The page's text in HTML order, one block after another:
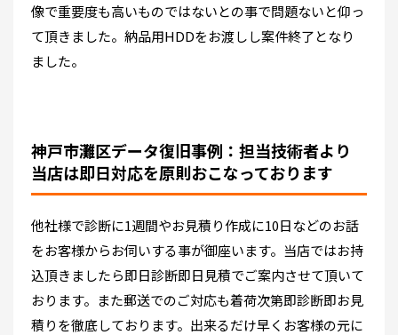
像で重要度も高いものではないとの事で問題ないと仰っ
て頂きました。納品用HDDをお渡しし案件終了となり
ました。
神戸市灘区データ復旧事例：担当技術者より
当店は即日対応を原則おこなっております
他社様で診断に1週間やお見積り作成に10日などのお話
をお客様からお伺いする事が御座います。当店ではお持
込頂きましたら即日診断即日見積でご案内させて頂いて
おります。また郵送でのご対応も着荷次第即診断即お見
積りを徹底しております。出来るだけ早くお客様の元に